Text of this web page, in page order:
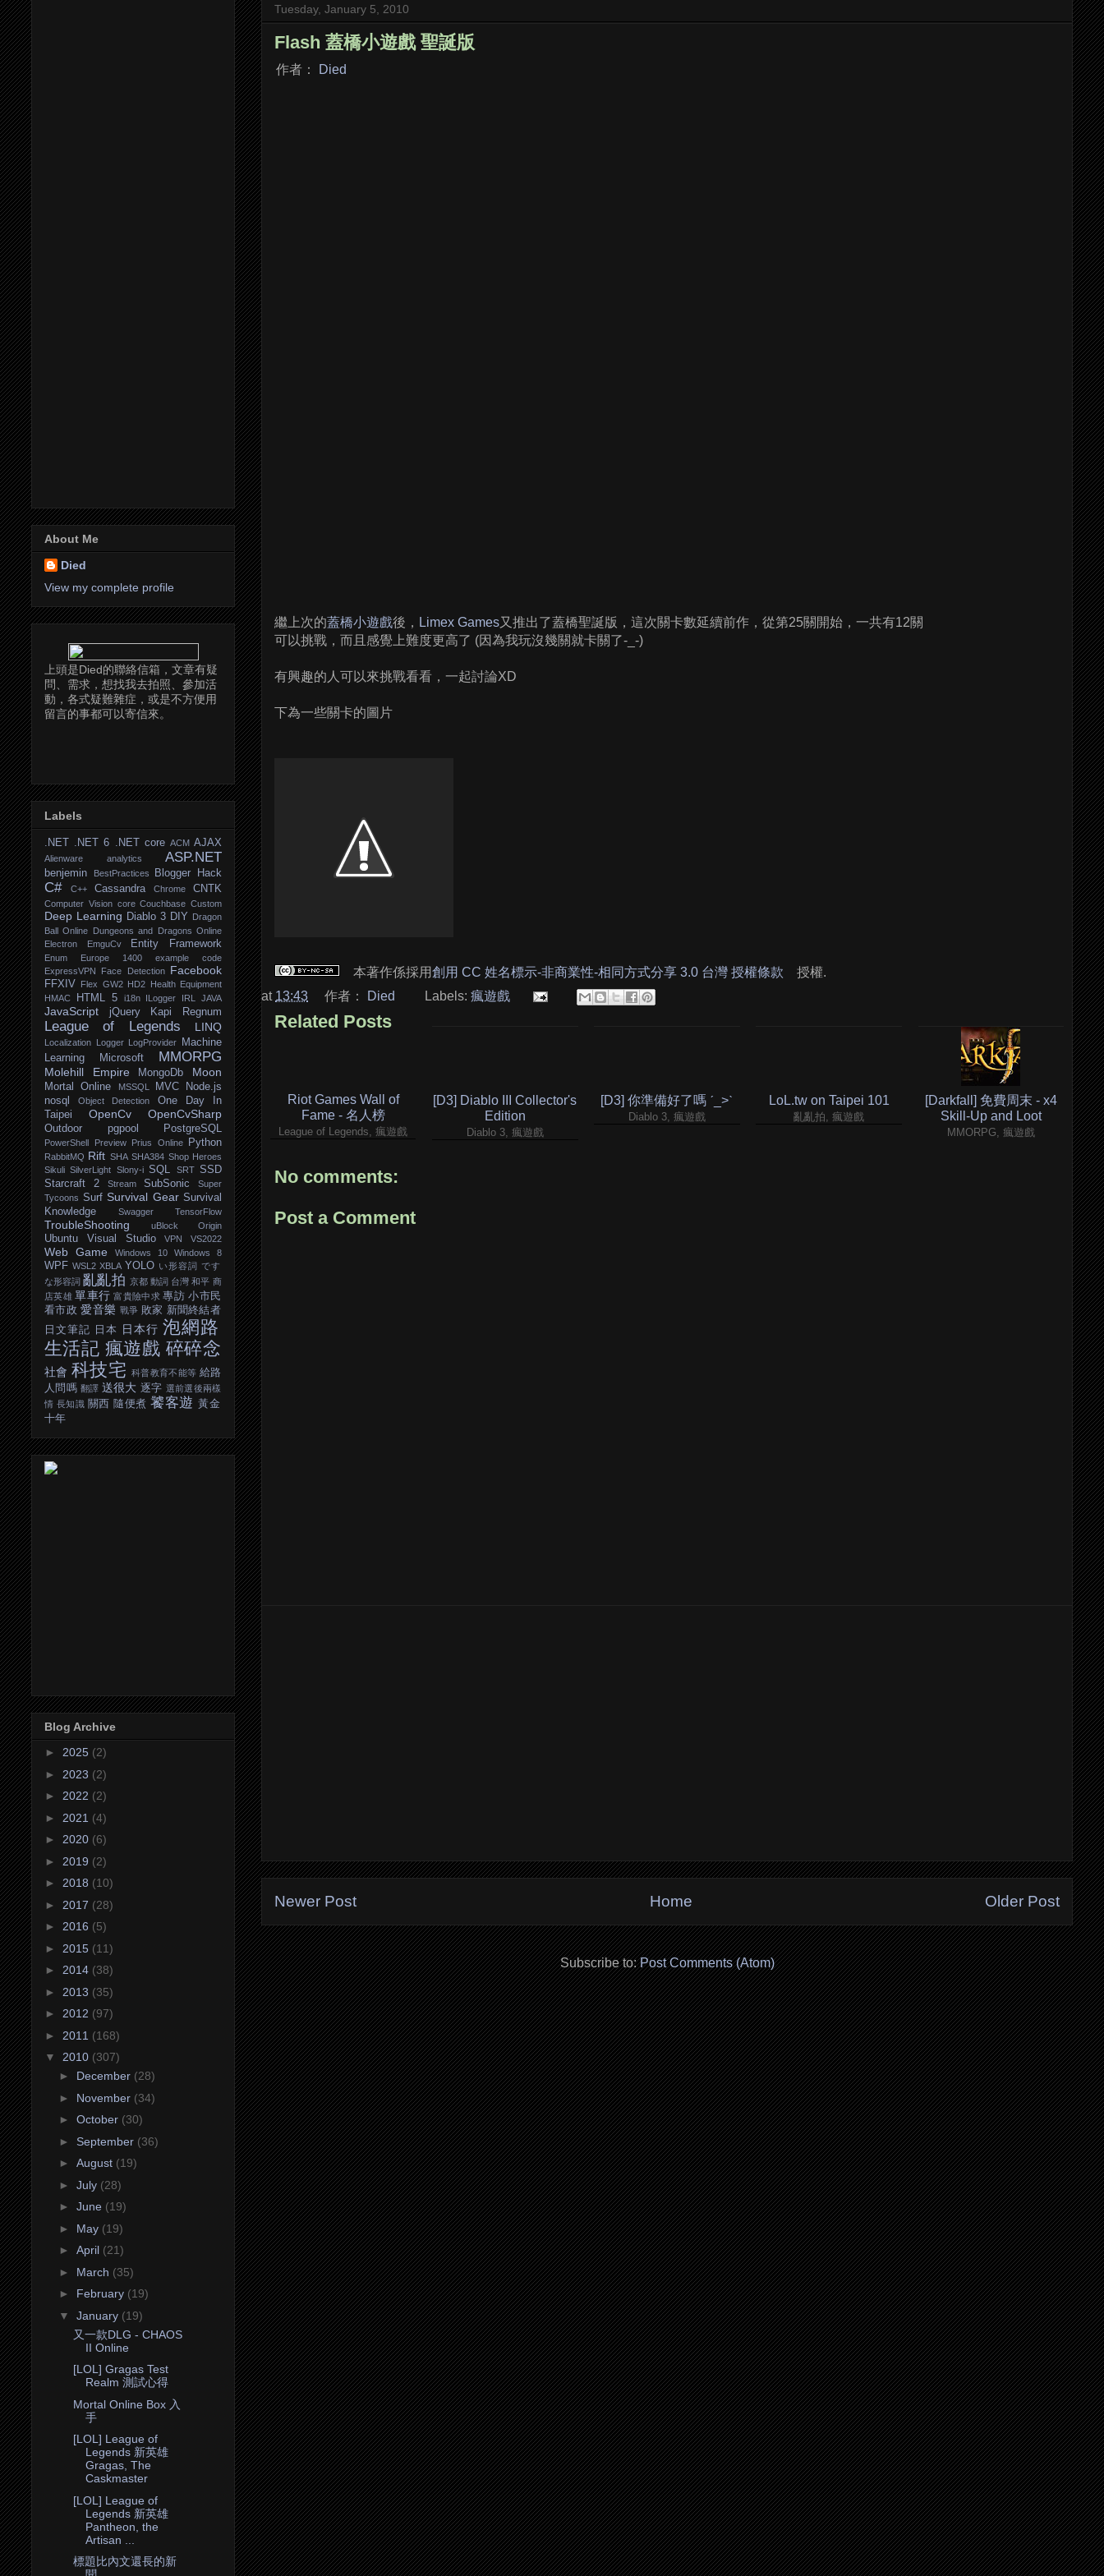
Tuesday, January 5, 2010
Flash 蓋橋小遊戲 聖誕版
作者： Died
繼上次的蓋橋小遊戲後， Limex Games又推出了蓋橋聖誕版，這次關卡數延續前作，從第25關開始，一共有12關
可以挑戰，而且感覺上難度更高了 (因為我玩沒幾關就卡關了-_-)
有興趣的人可以來挑戰看看，一起討論XD
下為一些關卡的圖片
本著作係採用創用 CC 姓名標示-非商業性-相同方式分享 3.0 台灣 授權條款
授權.
at 13:43 作者： Died Labels: 瘋遊戲
Related Posts
Riot Games Wall of
Fame - 名人榜
League of Legends, 瘋遊戲
[D3] Diablo III Collector's
Edition
Diablo 3, 瘋遊戲
[D3] 你準備好了嗎 ˊ_>ˋ
Diablo 3, 瘋遊戲
LoL.tw on Taipei 101
亂亂拍, 瘋遊戲
[Darkfall] 免費周末 - x4
Skill-Up and Loot
MMORPG, 瘋遊戲
No comments:
Post a Comment
Newer Post Older Post
Home
Subscribe to:Post Comments (Atom)
About Me
Died
View my complete profile
上頭是Died的聯絡信箱，文章有疑
問、需求，想找我去拍照、參加活
動，各式疑難雜症，或是不方便用
留言的事都可以寄信來。
Labels
.NET .NET 6 .NET core ACM AJAX
Alienware analytics ASP.NET
benjemin BestPractices Blogger Hack
C# C++ Cassandra Chrome CNTK
Computer Vision core Couchbase Custom
Deep Learning Diablo 3 DIY Dragon
Ball Online Dungeons and Dragons Online
Electron
EmguCv Entity Framework
Enum Europe 1400
example code
ExpressVPN
Face Detection Facebook
FFXIV Flex GW2 HD2 Health Equipment
HMAC
HTML 5 i18n ILogger IRL JAVA
JavaScript jQuery Kapi Regnum
League of Legends LINQ
Localization Logger LogProvider
Machine
Learning
Microsoft MMORPG
Molehill Empire MongoDb Moon
Mortal Online MSSQL MVC
Node.js
nosql
Object Detection
One Day In
Taipei
OpenCv OpenCvSharp
Outdoor pgpool PostgreSQL
PowerShell Preview Prius Online Python
RabbitMQ Rift SHA SHA384 Shop Heroes
Sikuli SilverLight Slony-i SQL SRT SSD
Starcraft 2
Stream SubSonic
Super
Tycoons Surf Survival Gear Survival
Knowledge
Swagger TensorFlow
TroubleShooting uBlock Origin
Ubuntu Visual Studio VPN VS2022
Web Game Windows 10 Windows 8
WPF WSL2 XBLA YOLO い形容詞 です
な形容詞 亂亂拍 京都 動詞 台灣 和平 商
店英雄 單車行 富貴險中求 專訪 小市民
看市政 愛音樂 戰爭 敗家 新聞終結者
日文筆記
日本 日本行 泡網路
生活記 瘋遊戲 碎碎念
社會 科技宅 科普教育不能等 給路
人問嗎 翻譯 送很大 逐字 選前選後兩樣
情 長知識 關西 隨便煮 饕客遊 黃金
十年
Blog Archive
► 2025 (2)
► 2023 (2)
► 2022 (2)
► 2021 (4)
► 2020 (6)
► 2019 (2)
► 2018 (10)
► 2017 (28)
► 2016 (5)
► 2015 (11)
► 2014 (38)
► 2013 (35)
► 2012 (97)
► 2011 (168)
▼ 2010 (307)
► December (28)
► November (34)
► October (30)
► September (36)
► August (19)
► July (28)
► June (19)
► May (19)
► April (21)
► March (35)
► February (19)
▼ January (19)
又一款DLG - CHAOS
II Online
[LOL] Gragas Test
Realm 測試心得
Mortal Online Box 入
手
[LOL] League of
Legends 新英雄
Gragas, The
Caskmaster
[LOL] League of
Legends 新英雄
Pantheon, the
Artisan ...
標題比內文還長的新